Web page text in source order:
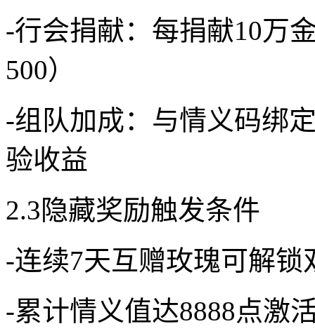
-行会捐献：每捐献10万
500）
-组队加成：与情义码绑
验收益
2.3隐藏奖励触发条件
-连续7天互赠玫瑰可解锁
-累计情义值达8888点激